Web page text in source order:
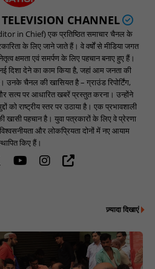
CHANNEL
in Chief) एक प्रतिष्ठित समाचार चैनल के
के लिए जाने जाते हैं। वे वर्षों से मीडिया जगत
क्षमता एवं समर्पण के लिए पहचान बनाए हुए हैं।
दिशा देने का काम किया है, जहां आम जनता की
उनके चैनल की खासियत है – ग्राउंड रिपोर्टिंग,
सत्य पर आधारित खबरें प्रस्तुत करना। उन्होंने
को राष्ट्रीय स्तर पर उठाया है। एक प्रभावशाली
पहचान है। युवा पत्रकारों के लिए वे प्रेरणा
और लोकप्रियता दोनों में नए आयाम
किए हैं।
ज़्यादा दिखाएं